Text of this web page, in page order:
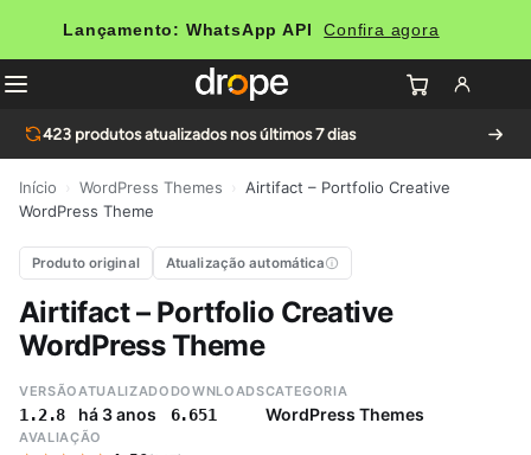
Lançamento: WhatsApp API Confira agora
423 produtos atualizados nos últimos 7 dias
Início WordPress Themes
Airtifact – Portfolio Creative
WordPress Theme
Produto original Atualização automática
Airtifact – Portfolio Creative
WordPress Theme
VERSÃO
1.2.8
ATUALIZADO
há 3 anos
DOWNLOADS
6.651
CATEGORIA
WordPress Themes
AVALIAÇÃO